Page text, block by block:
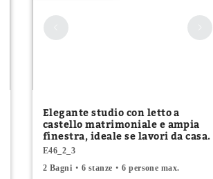
Elegante studio con letto a
castello matrimoniale e ampia
finestra, ideale se lavori da casa.
E46_2_3
2 Bagni
6 stanze 6 persone max.